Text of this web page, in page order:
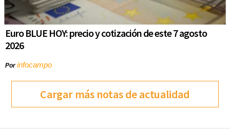
Euro BLUE HOY: precio y cotización de este 7 agosto
2026
Porinfocampo
Cargar más notas de actualidad